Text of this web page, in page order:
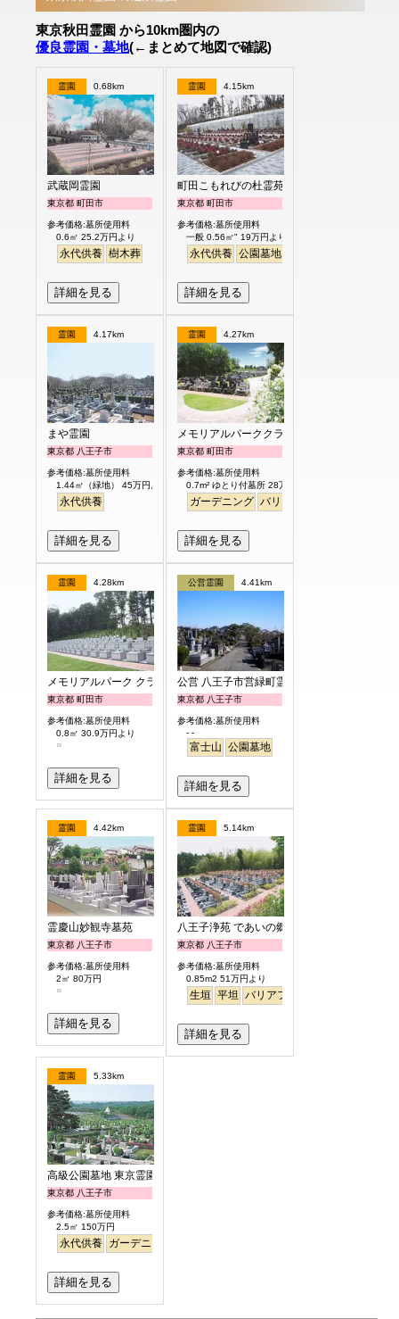
東京秋田霊園 から10km圏内の
優良霊園・墓地(←まとめて地図で確認)
霊園 0.68km
武蔵岡霊園
東京都 町田市
参考価格:墓所使用料
0.6㎡ 25.2万円より
永代供養 樹木葬
詳細を見る
霊園 4.15km
町田こもれびの杜霊苑
東京都 町田市
参考価格:墓所使用料
一般 0.56㎡" 19万円より
永代供養 公園墓地
詳細を見る
霊園 4.17km
まや霊園
東京都 八王子市
参考価格:墓所使用料
1.44㎡（緑地） 45万円より
永代供養
詳細を見る
霊園 4.27km
メモリアルパーククラウド御殿山
東京都 町田市
参考価格:墓所使用料
0.7m² ゆとり付墓所 28万円より
ガーデニング バリアフリー
詳細を見る
霊園 4.28km
メモリアルパーク クラウド御殿山
東京都 町田市
参考価格:墓所使用料
0.8㎡ 30.9万円より
詳細を見る
公営霊園 4.41km
公営 八王子市営緑町霊園
東京都 八王子市
参考価格:墓所使用料
- -
富士山 公園墓地
詳細を見る
霊園 4.42km
霊慶山妙観寺墓苑
東京都 八王子市
参考価格:墓所使用料
2㎡ 80万円
詳細を見る
霊園 5.14km
八王子浄苑 であいの郷
東京都 八王子市
参考価格:墓所使用料
0.85m2 51万円より
生垣 平坦 バリアフリー
詳細を見る
霊園 5.33km
高級公園墓地 東京霊園
東京都 八王子市
参考価格:墓所使用料
2.5㎡ 150万円
永代供養 ガーデニング
詳細を見る